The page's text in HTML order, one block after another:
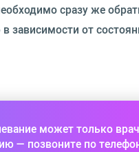
сразу же
зависимости от
может только
— позвоните по